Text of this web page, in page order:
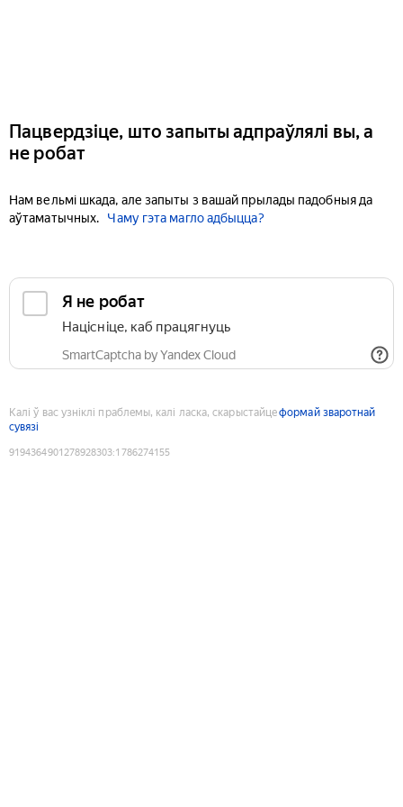
Пацвердзіце, што запыты адпраўлялі вы, а
не робат
Нам вельмі шкада, але запыты з вашай прылады падобныя да
аўтаматычных.
Чаму гэта магло адбыцца?
Я не робат
Націсніце, каб працягнуць
SmartCaptcha by Yandex Cloud
Калі ў вас узніклі праблемы, калі ласка, скарыстайцеформай зваротнай
сувязі
9194364901278928303:1786274155